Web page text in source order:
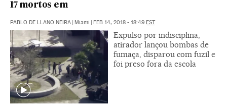
17 mortos em
PABLO DE LLANO NEIRA | Miami | FEB 14, 2018 - 18:49 EST
Expulso por indisciplina,
atirador lançou bombas de
fumaça, disparou com fuzil e
foi preso fora da escola